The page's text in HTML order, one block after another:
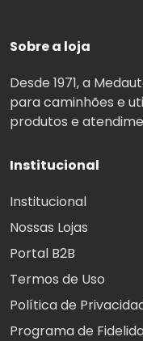
Sobre a loja
Desde 1971, a
para caminhões e
produtos e
Institucional
Institucional
Nossas Lojas
Portal B2B
Termos de Uso
Política de
Programa de